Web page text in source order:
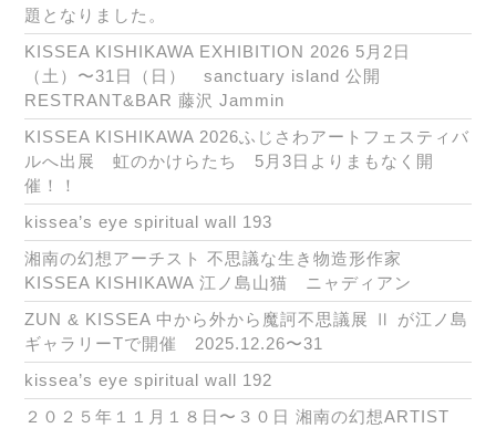
題となりました。
KISSEA KISHIKAWA EXHIBITION 2026 5月2日
（土）〜31日（日） sanctuary island 公開
RESTRANT&BAR 藤沢 Jammin
KISSEA KISHIKAWA 2026ふじさわアートフェスティバ
ルへ出展 虹のかけらたち 5月3日よりまもなく開
催！！
kissea’s eye spiritual wall 193
湘南の幻想アーチスト 不思議な生き物造形作家
KISSEA KISHIKAWA 江ノ島山猫 ニャディアン
ZUN & KISSEA 中から外から魔訶不思議展 Ⅱ が江ノ島
ギャラリーTで開催 2025.12.26〜31
kissea’s eye spiritual wall 192
２０２５年１１月１８日〜３０日 湘南の幻想ARTIST